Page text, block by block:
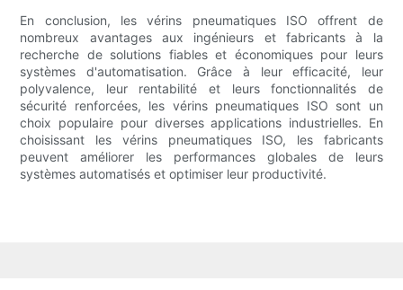
En conclusion, les vérins pneumatiques ISO offrent de
nombreux avantages aux ingénieurs et fabricants à la
recherche de solutions fiables et économiques pour leurs
systèmes d'automatisation. Grâce à leur efficacité, leur
polyvalence, leur rentabilité et leurs fonctionnalités de
sécurité renforcées, les vérins pneumatiques ISO sont un
choix populaire pour diverses applications industrielles. En
choisissant les vérins pneumatiques ISO, les fabricants
peuvent améliorer les performances globales de leurs
systèmes automatisés et optimiser leur productivité.